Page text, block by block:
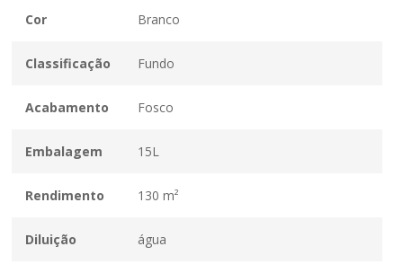
Cor Branco
Classificação Fundo
Acabamento Fosco
Embalagem 15L
Rendimento 130 m²
Diluição água